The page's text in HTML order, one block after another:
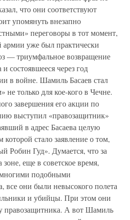
что они соответствуют
упомянуть внезапно
переговоры в тот момент,
армии уже был практически
— триумфальное возвращение
состоявшееся через год
в войне. Шамиль Басаев стал
не только для кое-кого в Чечне.
завершения его акции по
выступил «правозащитник»
в адрес Басаева целую
стало заявление о том,
Робин Гуд». Думается, что за
еще в советское время,
многими подобными
все они были невысокого полета
и убийцы. При этом они
правозащитника. А вот Шамиль